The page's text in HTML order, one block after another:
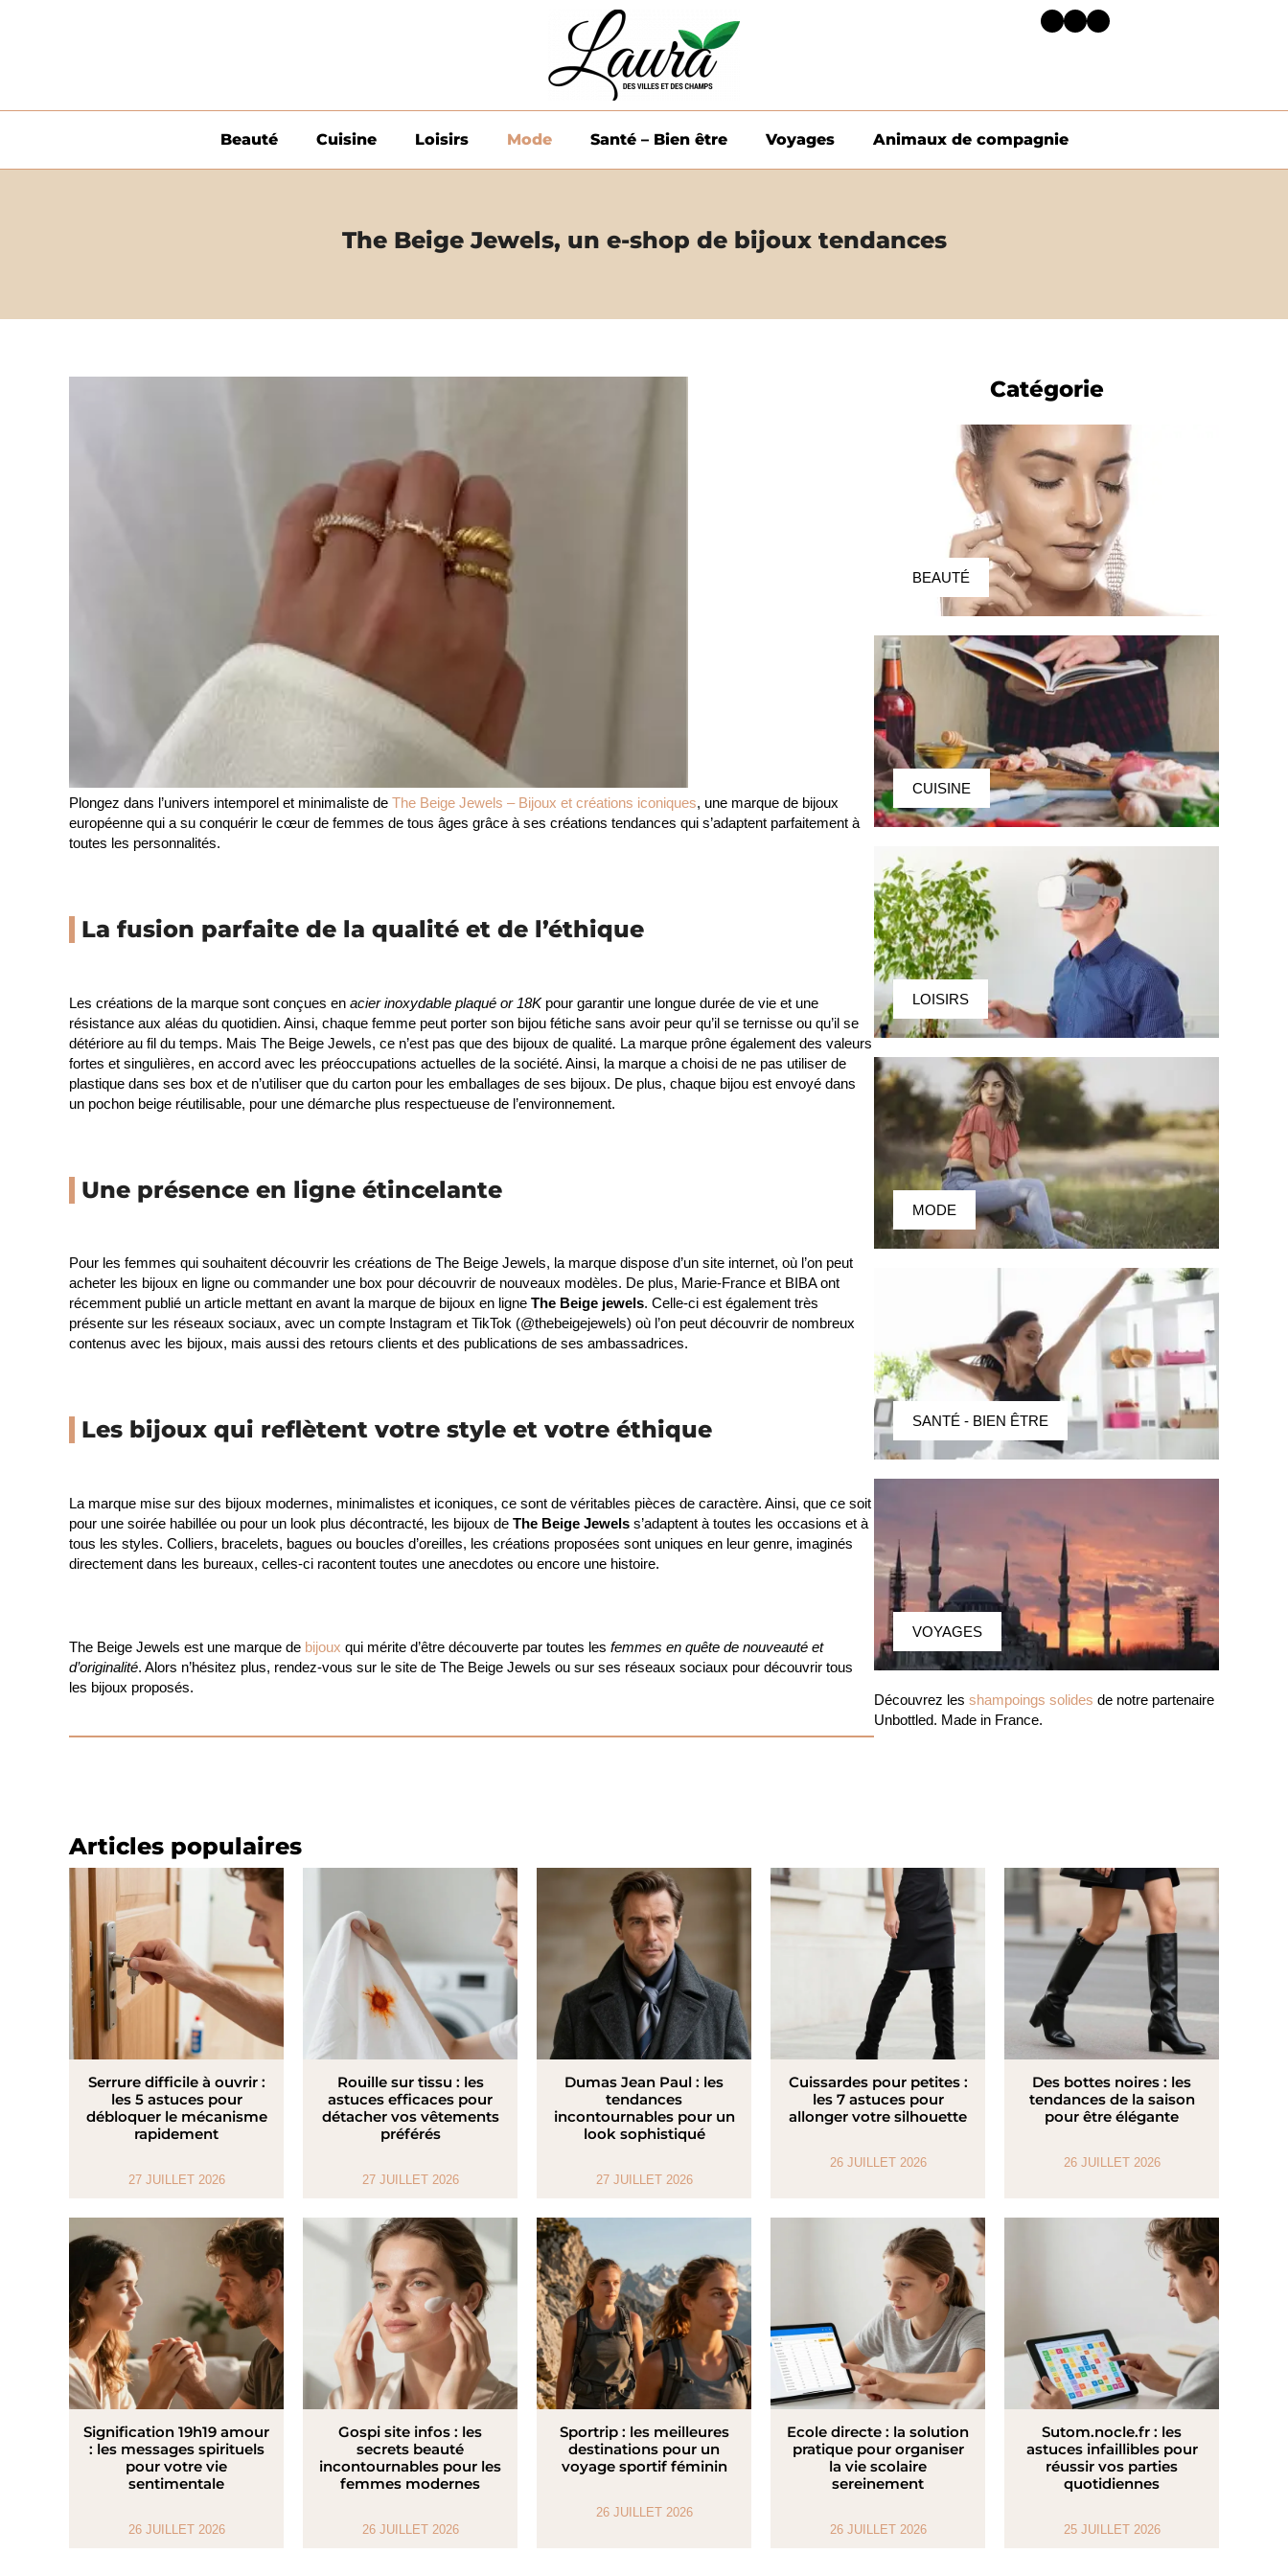
Facebook Twitter LinkedIn
Beauté Cuisine Loisirs Mode Santé – Bien être Voyages Animaux de compagnie
The Beige Jewels, un e-shop de bijoux tendances
Plongez dans l’univers intemporel et minimaliste de The Beige Jewels – Bijoux et créations iconiques, une marque de bijoux
européenne qui a su conquérir le cœur de femmes de tous âges grâce à ses créations tendances qui s’adaptent parfaitement à
toutes les personnalités.
La fusion parfaite de la qualité et de l’éthique
Les créations de la marque sont conçues en acier inoxydable plaqué or 18Kpour garantir une longue durée de vie et une
résistance aux aléas du quotidien. Ainsi, chaque femme peut porter son bijou fétiche sans avoir peur qu’il se ternisse ou qu’il se
détériore au fil du temps. Mais The Beige Jewels, ce n’est pas que des bijoux de qualité. La marque prône également des valeurs
fortes et singulières, en accord avec les préoccupations actuelles de la société. Ainsi, la marque a choisi de ne pas utiliser de
plastique dans ses box et de n’utiliser que du carton pour les emballages de ses bijoux. De plus, chaque bijou est envoyé dans
un pochon beige réutilisable, pour une démarche plus respectueuse de l’environnement.
Une présence en ligne étincelante
Pour les femmes qui souhaitent découvrir les créations de The Beige Jewels, la marque dispose d’un site internet, où l’on peut
acheter les bijoux en ligne ou commander une box pour découvrir de nouveaux modèles. De plus, Marie-France et BIBA ont
récemment publié un article mettant en avant la marque de bijoux en ligne The Beige jewels. Celle-ci est également très
présente sur les réseaux sociaux, avec un compte Instagram et TikTok (@thebeigejewels) où l’on peut découvrir de nombreux
contenus avec les bijoux, mais aussi des retours clients et des publications de ses ambassadrices.
Les bijoux qui reflètent votre style et votre éthique
La marque mise sur des bijoux modernes, minimalistes et iconiques, ce sont de véritables pièces de caractère. Ainsi, que ce soit
pour une soirée habillée ou pour un look plus décontracté, les bijoux de The Beige Jewels s’adaptent à toutes les occasions et à
tous les styles. Colliers, bracelets, bagues ou boucles d’oreilles, les créations proposées sont uniques en leur genre, imaginés
directement dans les bureaux, celles-ci racontent toutes une anecdotes ou encore une histoire.
The Beige Jewels est une marque de bijoux qui mérite d’être découverte par toutes les femmes en quête de nouveauté et
d’originalité. Alors n’hésitez plus, rendez-vous sur le site de The Beige Jewels ou sur ses réseaux sociaux pour découvrir tous
les bijoux proposés.
Catégorie
BEAUTÉ
CUISINE
LOISIRS
MODE
SANTÉ - BIEN ÊTRE
VOYAGES
Découvrez les shampoings solides de notre partenaire
Unbottled. Made in France.
Articles populaires
Serrure difficile à ouvrir :
les 5 astuces pour
débloquer le mécanisme
rapidement
27 JUILLET 2026
Rouille sur tissu : les
astuces efficaces pour
détacher vos vêtements
préférés
27 JUILLET 2026
Dumas Jean Paul : les
tendances
incontournables pour un
look sophistiqué
27 JUILLET 2026
Cuissardes pour petites :
les 7 astuces pour
allonger votre silhouette
26 JUILLET 2026
Des bottes noires : les
tendances de la saison
pour être élégante
26 JUILLET 2026
Signification 19h19 amour
: les messages spirituels
pour votre vie
sentimentale
26 JUILLET 2026
Gospi site infos : les
secrets beauté
incontournables pour les
femmes modernes
26 JUILLET 2026
Sportrip : les meilleures
destinations pour un
voyage sportif féminin
26 JUILLET 2026
Ecole directe : la solution
pratique pour organiser
la vie scolaire
sereinement
26 JUILLET 2026
Sutom.nocle.fr : les
astuces infaillibles pour
réussir vos parties
quotidiennes
25 JUILLET 2026